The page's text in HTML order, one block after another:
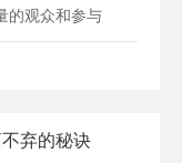
的观众和参与
弃的秘诀